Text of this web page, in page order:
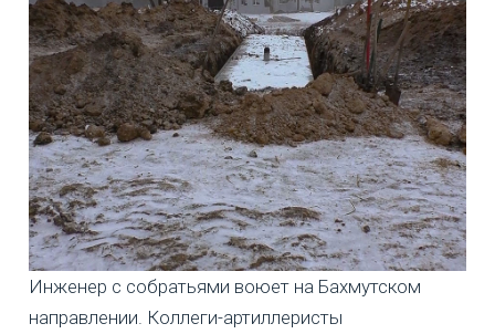
Инженер с собратьями воюет на Бахмутском
направлении. Коллеги-артиллеристы